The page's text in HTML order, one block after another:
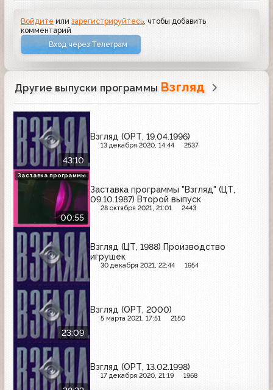
Войдите илизарегистрируйтесь , чтобы добавить
комментарий
Вход через Телеграм
Другие выпуски программы Взгляд
43:10
Взгляд (ОРТ, 19.04.1996)
13 декабря 2020, 14:44 2537
00:55
Заставка программы "Взгляд" (ЦТ,
09.10.1987) Второй выпуск
28 октября 2021, 21:01 2443
Заставка программы
Взгляд (ЦТ, 1988) Производство
игрушек
30 декабря 2021, 22:44 1954
23:09
Взгляд (ОРТ, 2000)
5 марта 2021, 17:51 2150
Взгляд (ОРТ, 13.02.1998)
17 декабря 2020, 21:19 1968